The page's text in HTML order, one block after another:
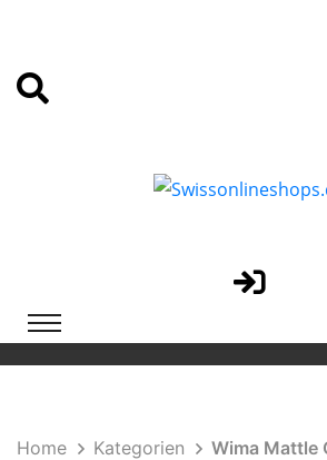
Home Kategorien
Wima Mattle